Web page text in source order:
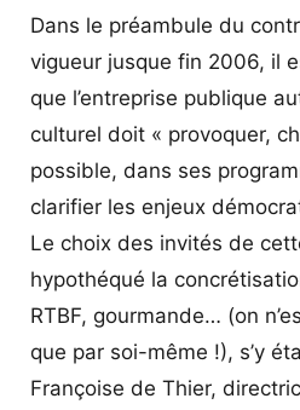
Dans le préambule du
vigueur jusque fin 2006, il
que l’entreprise publique
culturel doit « provoquer,
possible, dans ses
clarifier les enjeux
Le choix des invités de
hypothéqué la
RTBF, gourmande… (on
que par soi-même !), s’y
Françoise de Thier,